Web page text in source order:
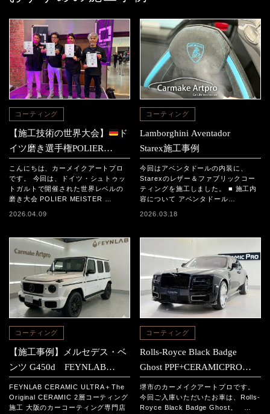
コーティング
【施工技術の世界大会】
ド
イツ磨き選手権POLIER
MEISTER SCHAFT2025に参
加｜日本チームの結果と現地
レポート
こんにちは、カーメイクアートプロ
です。 今回は、ドイツ・シュトゥッ
トガルトで開催された世界レベルの
磨き大会 POLIER MEISTER …
2026.04.09
コーティング
Lamborghini Aventador
Starex施工事例
今回はアベンタドールの内装に、
Starexのレザー＆ファブリックコー
ティングを施工しました。 ■ 施工内
容について アベンタドール…
2026.03.18
コーティング
【施工事例】メルセデス・ベ
ンツ G450d FEYNLAB
Original CERAMIC 2層コーテ
FEYNLAB CERAMIC ULTRA＋The
Original CERAMIC 2層コーティング
施工 大阪のカーコーティング専門店
コーティング
Rolls-Royce Black Badge
Ghost PPF+CERAMICPRO
ION施工事例
堺市のカーメイクアートプロです。
今回ご入庫いただいたお車は、Rolls-
Royce Black Badge Ghost。 …